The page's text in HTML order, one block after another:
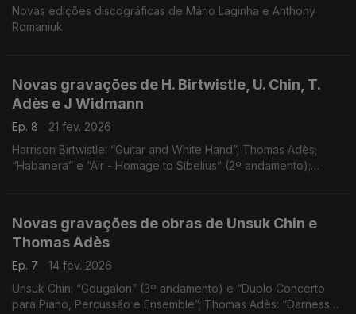
Novas edições discográficas de Mário Laginha e Anthony
Romaniuk
Novas gravações de H. Birtwistle, U. Chin, T.
Adès e J Widmann
Ep. 8
21 fev. 2026
Harrison Birtwistle: “Guitar and White Hand”; Thomas Adès;
“Habanera” e “Air - Homage to Sibelius” (2º andamento);
Novas gravações de obras de Unsuk Chin e
Thomas Adès
Ep. 7
14 fev. 2026
Unsuk Chin: “Gougalon” (3º andamento) e “Duplo Concerto
para Piano, Percussão e Ensemble”; Thomas Adès: “Darnesse